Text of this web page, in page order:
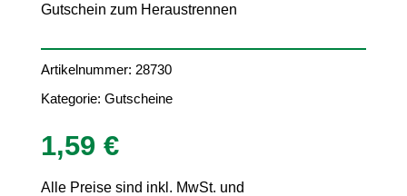
Gutschein zum Heraustrennen
Artikelnummer: 28730
Kategorie: Gutscheine
1,59 €
Alle Preise sind inkl. MwSt. und